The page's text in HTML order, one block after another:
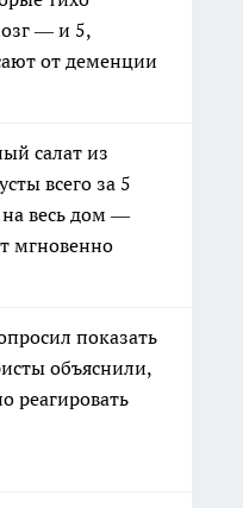
— и 5,
от деменции
салат из
всего за 5
весь дом —
мгновенно
показать
объяснили,
реагировать